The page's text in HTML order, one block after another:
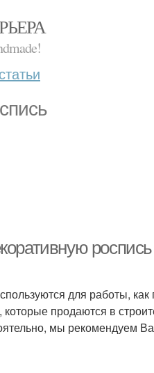
статьи
для работы,
продаются в
мы рекомендуем